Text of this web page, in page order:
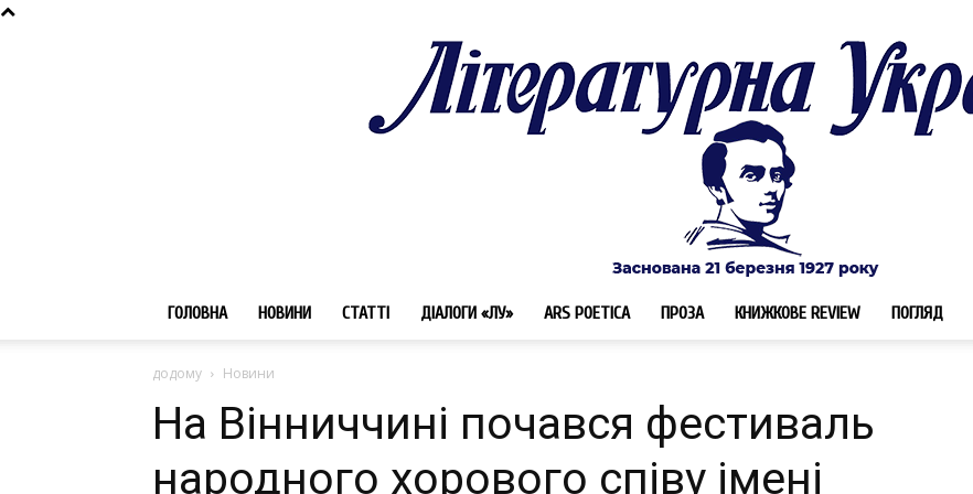
ГОЛОВНА НОВИНИ СТАТТІ ДІАЛОГИ «ЛУ» ARS POETICA ПРОЗА КНИЖКОВЕ REVIEW ПОГЛЯД
додому Новини
На Вінниччині почався фестиваль
народного хорового співу імені